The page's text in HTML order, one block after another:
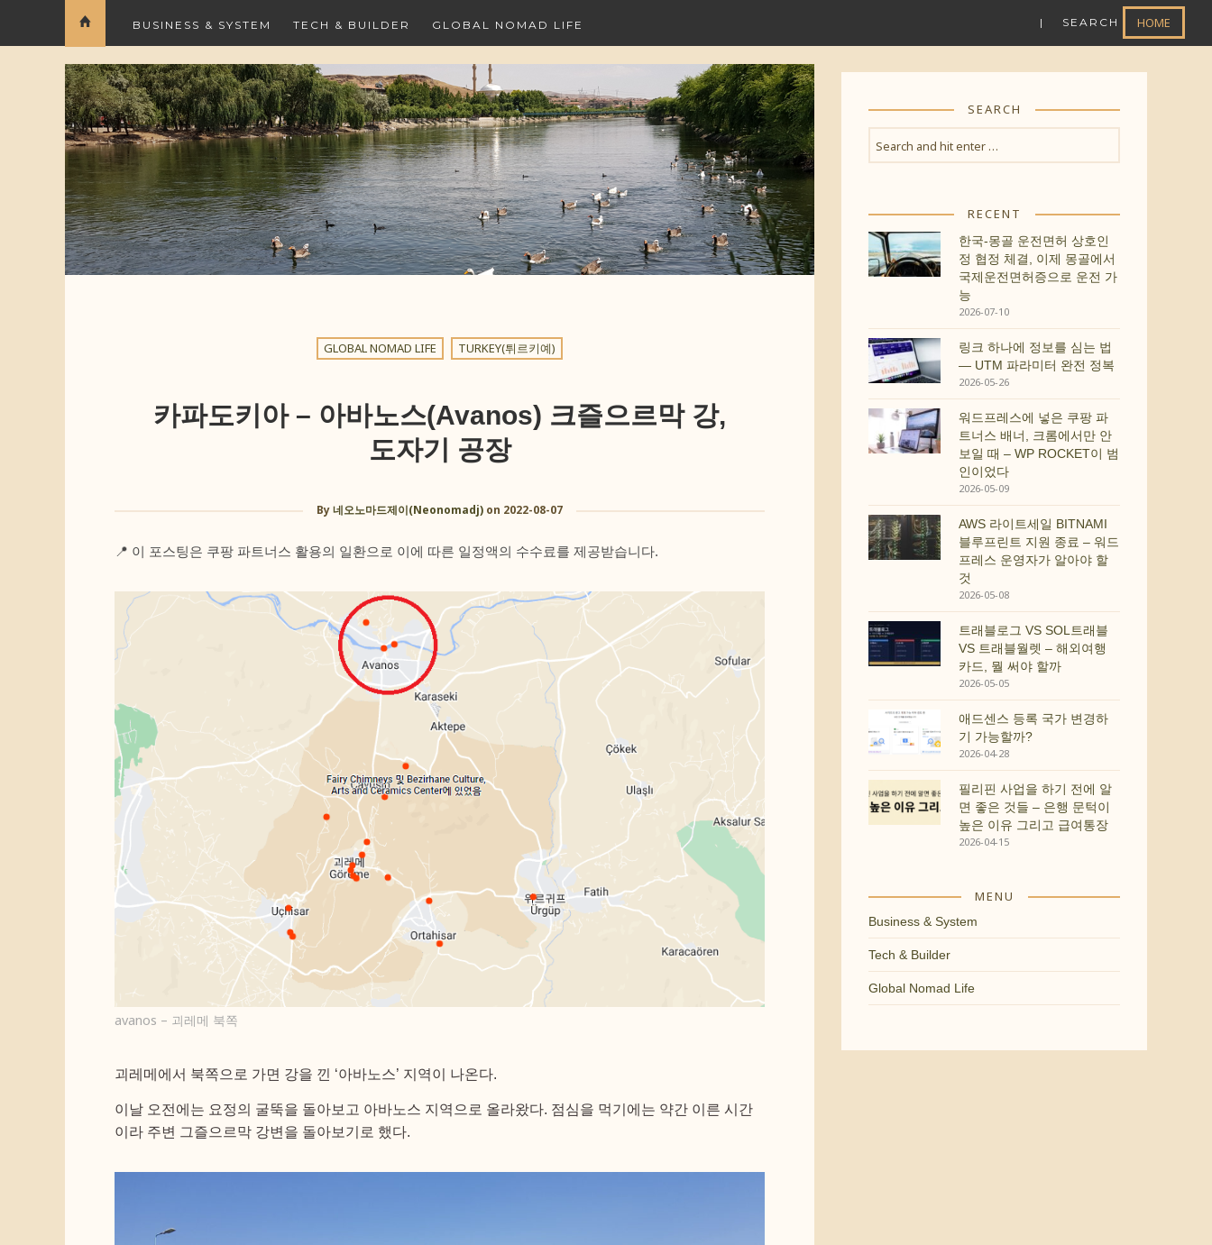
| SEARCH
BUSINESS & SYSTEM TECH & BUILDER GLOBAL NOMAD LIFE HOME
GLOBAL NOMAD LIFE TURKEY(튀르키예)
카파도키아 – 아바노스(Avanos) 크즐으르막 강,
도자기 공장
By네오노마드제이(Neonomadj) on 2022-08-07
📍 이 포스팅은 쿠팡 파트너스 활용의 일환으로 이에 따른 일정액의 수수료를 제공받습니다.
avanos – 괴레메 북쪽
괴레메에서 북쪽으로 가면 강을 낀 ‘아바노스’ 지역이 나온다.
이날 오전에는 요정의 굴뚝을 돌아보고 아바노스 지역으로 올라왔다. 점심을 먹기에는 약간 이른 시간
이라 주변 그즐으르막 강변을 돌아보기로 했다.
SEARCH
RECENT
한국-몽골 운전면허 상호인
정 협정 체결, 이제 몽골에서
국제운전면허증으로 운전 가
능
2026-07-10
링크 하나에 정보를 심는 법
— UTM 파라미터 완전 정복
2026-05-26
워드프레스에 넣은 쿠팡 파
트너스 배너, 크롬에서만 안
보일 때 – WP ROCKET이 범
인이었다
2026-05-09
AWS 라이트세일 BITNAMI
블루프린트 지원 종료 – 워드
프레스 운영자가 알아야 할
것
2026-05-08
트래블로그 VS SOL트래블
VS 트래블월렛 – 해외여행
카드, 뭘 써야 할까
2026-05-05
애드센스 등록 국가 변경하
기 가능할까?
2026-04-28
필리핀 사업을 하기 전에 알
면 좋은 것들 – 은행 문턱이
높은 이유 그리고 급여통장
2026-04-15
MENU
Business & System
Tech & Builder
Global Nomad Life